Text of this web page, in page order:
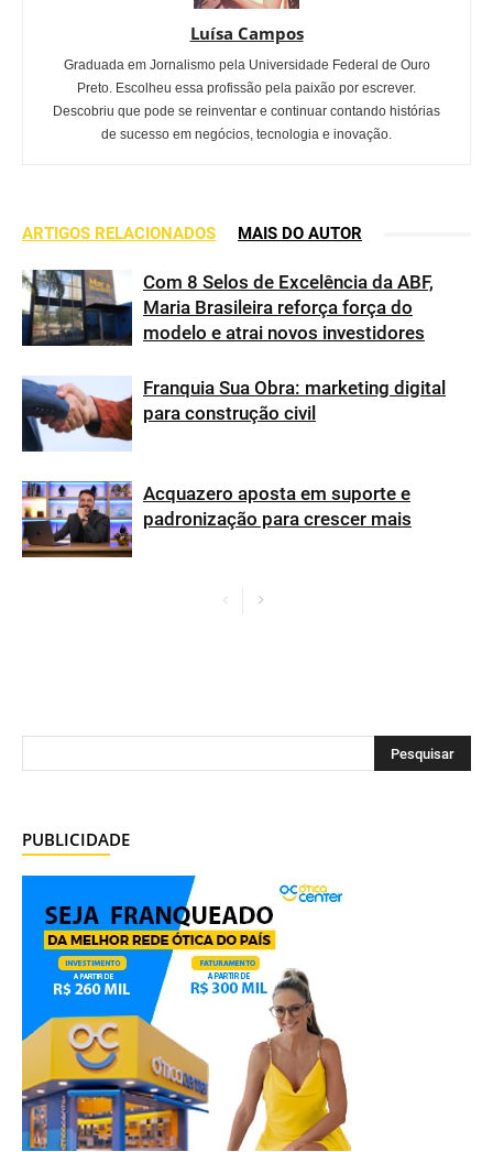
Luísa Campos
Graduada em Jornalismo pela Universidade Federal de Ouro
Preto. Escolheu essa profissão pela paixão por escrever.
Descobriu que pode se reinventar e continuar contando histórias
de sucesso em negócios, tecnologia e inovação.
ARTIGOS RELACIONADOS MAIS DO AUTOR
Com 8 Selos de Excelência da ABF,
Maria Brasileira reforça força do
modelo e atrai novos investidores
Franquia Sua Obra: marketing digital
para construção civil
Acquazero aposta em suporte e
padronização para crescer mais
PUBLICIDADE